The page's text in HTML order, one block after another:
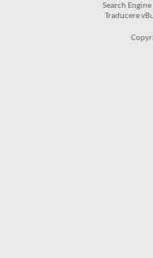
Search
Traducere